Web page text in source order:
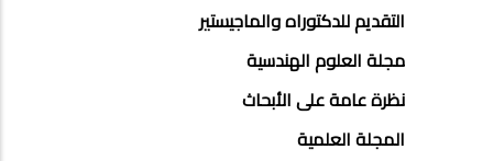
التقديم للدكتوراه والماجيستير
مجلة العلوم الهندسية
نظرة عامة على الأبحاث
المجلة العلمية